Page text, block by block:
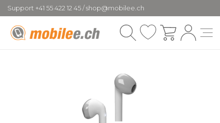
Support +41 55 422 12 45 / shop@mobilee.ch